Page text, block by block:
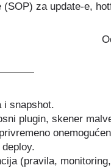
(SOP) za update-e,
i snapshot.
plugin, skener
(pravila,